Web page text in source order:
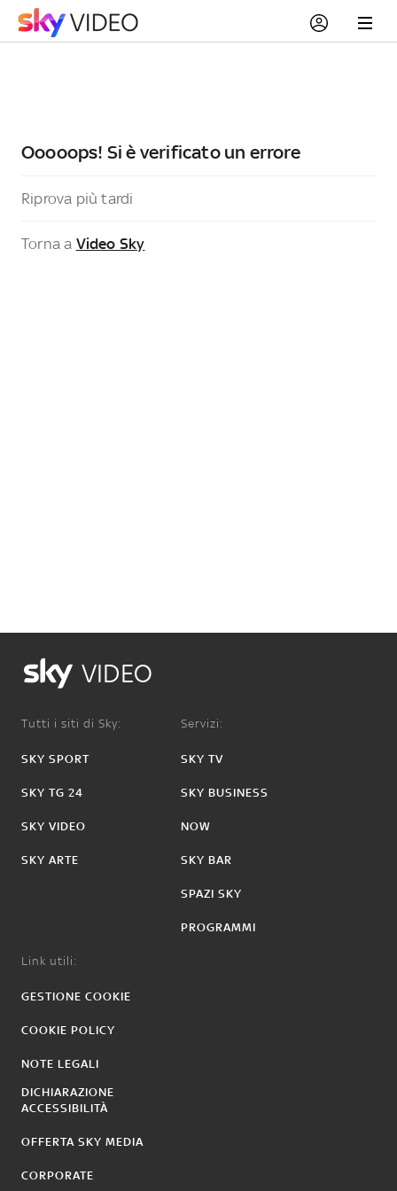
Ooooops! Si è verificato un errore
Riprova più tardi
Torna a Video Sky
VIDEO
Tutti i siti di Sky:
SKY SPORT
SKY TG 24
SKY VIDEO
SKY ARTE
Servizi:
SKY TV
SKY BUSINESS
NOW
SKY BAR
SPAZI SKY
PROGRAMMI
Link utili:
GESTIONE COOKIE
COOKIE POLICY
NOTE LEGALI
DICHIARAZIONE
ACCESSIBILITÀ
OFFERTA SKY MEDIA
CORPORATE